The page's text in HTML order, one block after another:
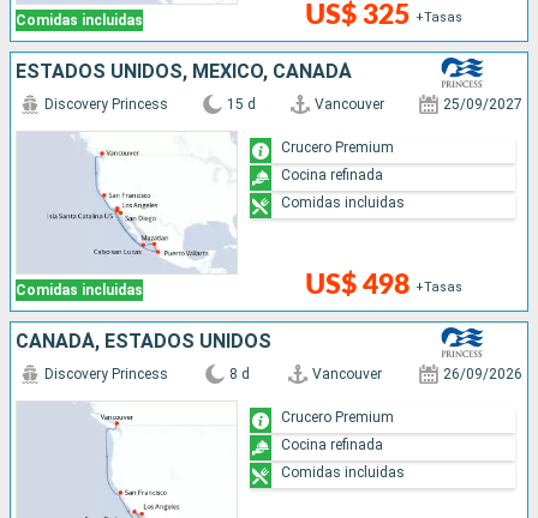
Comidas incluidas US$ 325 +Tasas
ESTADOS UNIDOS, MÉXICO, CANADÁ
Comidas incluidas
Discovery Princess 15 d Vancouver 25/09/2027
US$ 498 +Tasas
Crucero Premium
Cocina refinada
Comidas incluidas
CANADÁ, ESTADOS UNIDOS
Discovery Princess 8 d Vancouver 26/09/2026
Crucero Premium
Cocina refinada
Comidas incluidas